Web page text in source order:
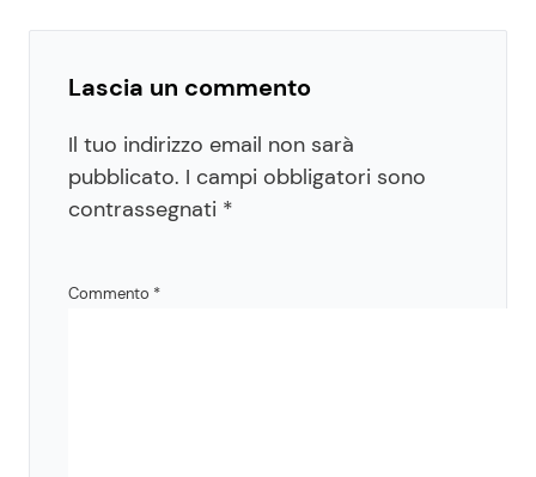
Lascia un commento
Il tuo indirizzo email non sarà
pubblicato. I campi obbligatori sono
contrassegnati *
Commento *